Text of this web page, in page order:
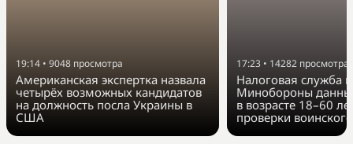
19:14 • 9048 просмотра
Американская экспертка назвала
четырёх возможных кандидатов
на должность посла Украины в
США
17:23 • 14282 просмотра
Налоговая служба
Минобороны
в возрасте 18–60
проверки